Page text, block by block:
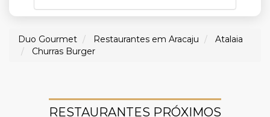
Duo Gourmet Restaurantes em Aracaju
Atalaia
Churras Burger
RESTAURANTES PRÓXIMOS